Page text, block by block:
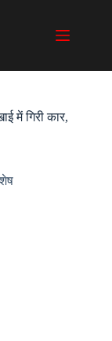
में गिरी कार,